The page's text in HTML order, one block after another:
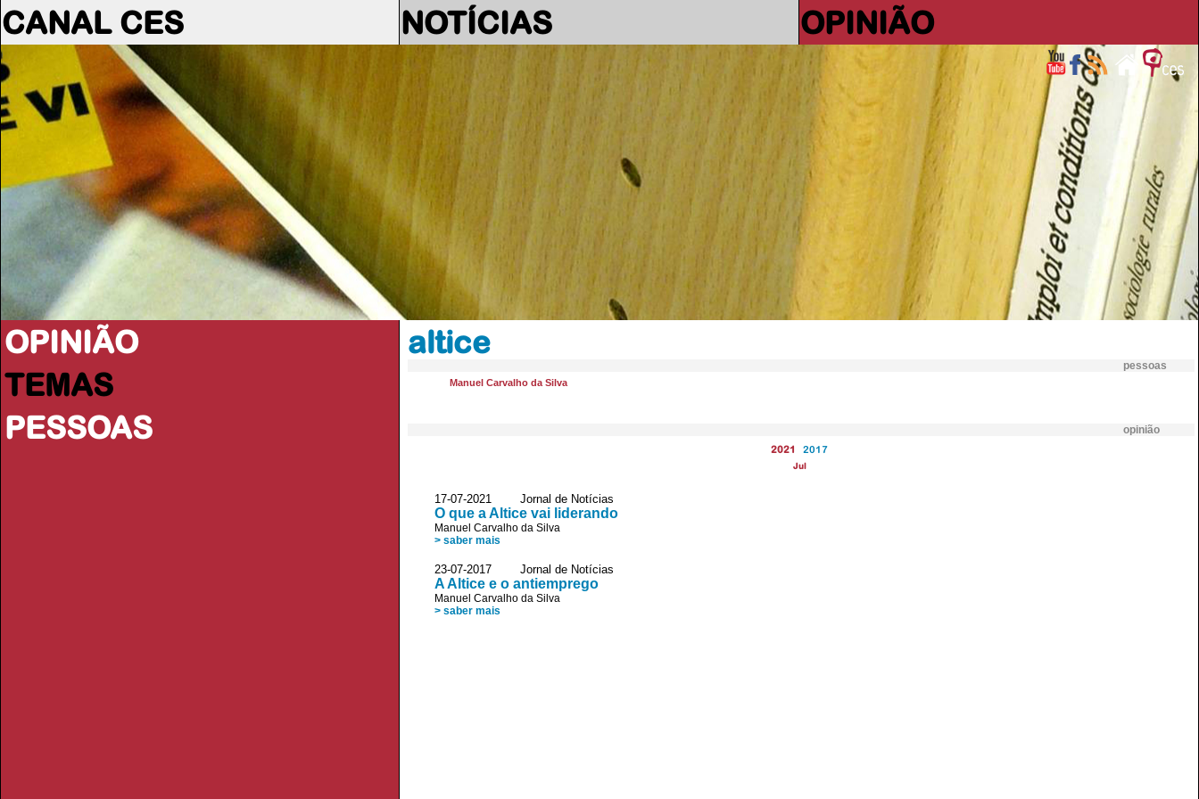
CANAL CES NOTÍCIAS OPINIÃO
OPINIÃO
TEMAS
PESSOAS
altice
pessoas
Manuel Carvalho da Silva
opinião
2021 2017
Jul
17-07-2021 Jornal de Notícias
O que a Altice vai liderando
Manuel Carvalho da Silva
> saber mais
23-07-2017 Jornal de Notícias
A Altice e o antiemprego
Manuel Carvalho da Silva
> saber mais